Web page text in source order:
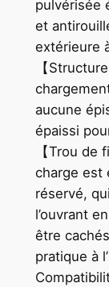
pulvérisée
et
extérieure
【
aucune
épaissi
【Trou
charge est
réservé,
l’ouvrant
être
pratique à